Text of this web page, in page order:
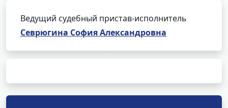
Ведущий судебный пристав-исполнитель
Севрюгина София Александровна